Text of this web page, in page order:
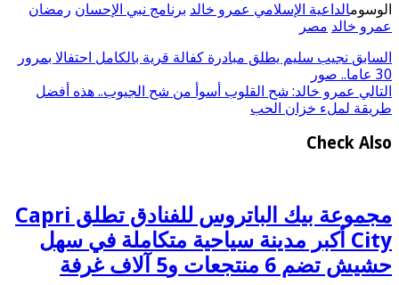
الوسومالداعية الإسلامي عمرو خالد برنامج نبي الإحسان رمضان
عمرو خالد مصر
السابق نجيب سليم يطلق مبادرة كفالة قرية بالكامل احتفالا بمرور
30 عاما.. صور
التالي عمرو خالد: شح القلوب أسوأ من شح الجيوب.. هذه أفضل
طريقة لملء خزان الحب
Check Also
مجموعة بيك الباتروس للفنادق تطلق Capri
City أكبر مدينة سياحية متكاملة في سهل
حشيش تضم 6 منتجعات و5 آلاف غرفة